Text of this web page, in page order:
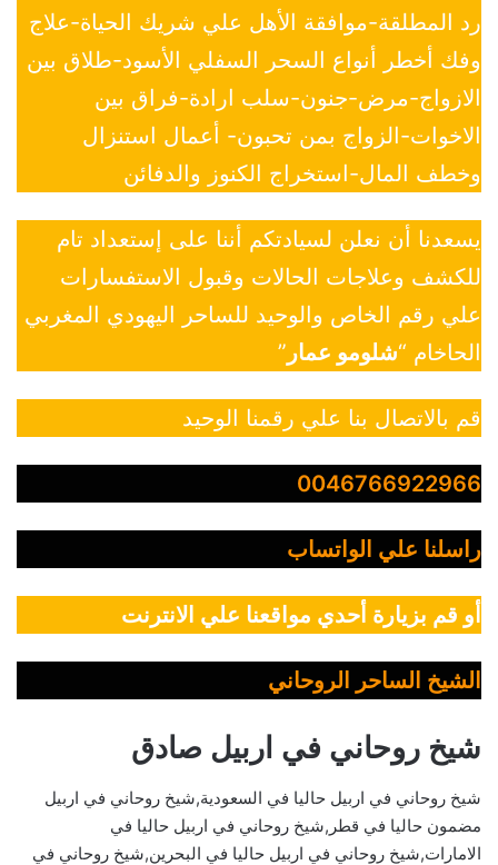
رد المطلقة-موافقة الأهل علي شريك الحياة-علاج
وفك أخطر أنواع السحر السفلي الأسود-طلاق بين
الازواج-مرض-جنون-سلب ارادة-فراق بين
الاخوات-الزواج بمن تحبون- أعمال استنزال
وخطف المال-استخراج الكنوز والدفائن
يسعدنا أن نعلن لسيادتكم أننا على إستعداد تام
للكشف وعلاجات الحالات وقبول الاستفسارات
علي رقم الخاص والوحيد للساحر اليهودي المغربي
الحاخام “شلومو عمار ”
قم بالاتصال بنا علي رقمنا الوحيد
0046766922966
راسلنا علي الواتساب
أو قم بزيارة أحدي مواقعنا علي الانترنت
الشيخ الساحر الروحاني
شيخ روحاني في اربيل صادق
شيخ روحاني في اربيل حاليا في السعودية,شيخ روحاني في اربيل
مضمون حاليا في قطر,شيخ روحاني في اربيل حاليا في
الامارات,شيخ روحاني في اربيل حاليا في البحرين,شيخ روحاني في